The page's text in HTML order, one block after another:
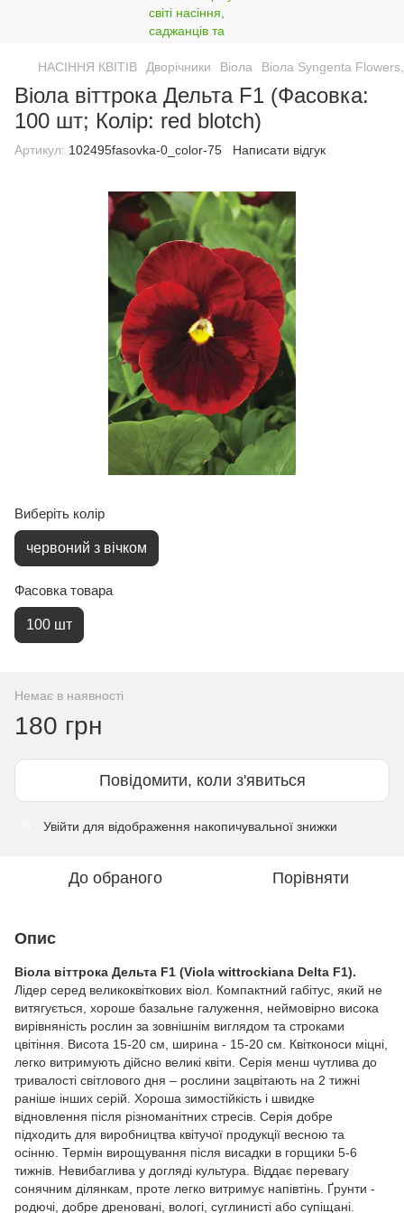
НАСІННЯ КВІТІВ Дворічники Віола Віола Syngenta
Віола віттрока Дельта F1 (Фасовка:
100 шт; Колір: red blotch)
Артикул: 102495fasovka-0_color-75 Написати відгук
Виберіть колір
червоний з вічком
Фасовка товара
100 шт
Немає в наявності
180 грн
Повідомити, коли з'явиться
Увійти для відображення накопичувальної знижки
До обраного Порівняти
Опис
Віола віттрока Дельта F1 (Viola wittrockiana Delta F1).
Лідер серед великоквіткових віол. Компактний габітус, який не
витягується, хороше базальне галуження, неймовірно висока
вирівняність рослин за зовнішнім виглядом та строками
цвітіння. Висота 15-20 см, ширина - 15-20 см. Квітконоси міцні,
легко витримують дійсно великі квіти. Серія менш чутлива до
тривалості світлового дня – рослини зацвітають на 2 тижні
раніше інших серій. Хороша зимостійкість і швидке
відновлення після різноманітних стресів. Серія добре
підходить для виробництва квітучої продукції весною та
осінню. Термін вирощування після висадки в горщики 5-6
тижнів. Невибаглива у догляді культура. Віддає перевагу
сонячним ділянкам, проте легко витримує напівтінь. Ґрунти -
родючі, добре дреновані, вологі, суглинисті або супіщані.